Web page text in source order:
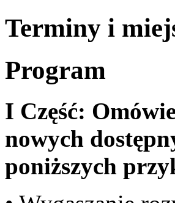
Terminy i
Program
I Część:
nowych
poniższych